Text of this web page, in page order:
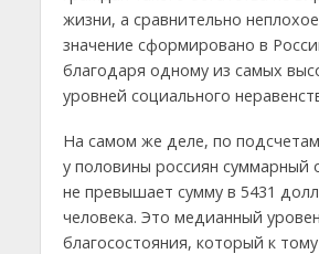
жизни, а сравнительно
значение сформировано в
благодаря одному из самых
уровней социального
На самом же деле, по подсчетам
у половины россиян суммарный
не превышает сумму в 5431
человека. Это медианный
благосостояния, который к